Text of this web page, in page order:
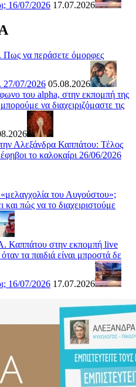
16/07/2026 17.07.2026
να περάσετε όμορφες
27/07/2026 05.08.2026
του alpha, στην εκπομπή της
να διαχειριζόμαστε τις
Αλεξάνδρα Καππάτου: Τέλος
το καλοκαίρι 26/06/2026
του Αυγούστου»;
και πώς να το διαχειριστούμε
Καππάτου στην εκπομπή live
τα παιδιά είναι μπροστά δε
16/07/2026 17.07.2026